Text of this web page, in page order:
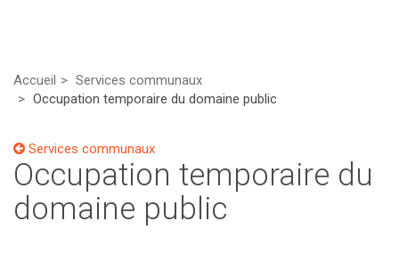
Accueil
Services communaux
Occupation temporaire du domaine public
Services communaux
Occupation temporaire du
domaine public